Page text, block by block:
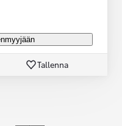
Tallenna